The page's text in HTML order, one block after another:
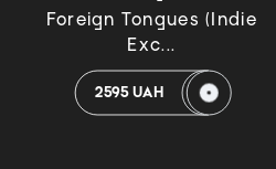
Foreign Tongues (Indie
Exc...
2595 UAH